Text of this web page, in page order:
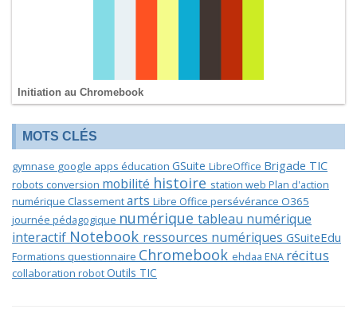
Initiation au Chromebook
MOTS CLÉS
gymnase google apps éducation GSuite LibreOffice Brigade TIC
robots conversion mobilité histoire station web Plan d'action
numérique Classementarts Libre Office persévérance O365
journée pédagogique numérique tableau numérique
interactif Notebook ressources numériques GSuiteEdu
Formations questionnaire Chromebook ehdaa ENA récitus
collaboration robotOutils TIC